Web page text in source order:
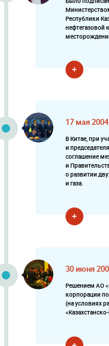
Республики
нефтегазовой
17 мая
В Китае, при
и
соглашение
и
о развитии
и газа.
30 июня
Решением АО
корпорации по
(на условиях